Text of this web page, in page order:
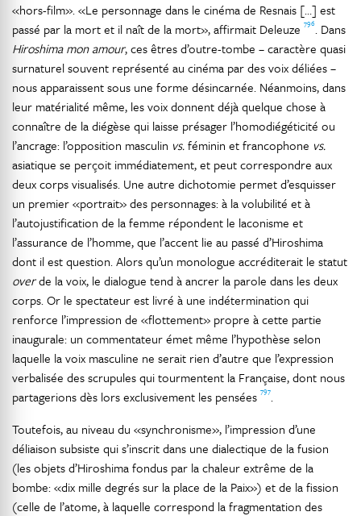
«hors-film». «Le personnage dans le cinéma de Resnais […] est
passé par la mort et il naît de la mort», affirmait Deleuze 796. Dans
Hiroshima mon amour, ces êtres d’outre-tombe – caractère quasi
surnaturel souvent représenté au cinéma par des voix déliées –
nous apparaissent sous une forme désincarnée. Néanmoins, dans
leur matérialité même, les voix donnent déjà quelque chose à
connaître de la diégèse qui laisse présager l’homodiégéticité ou
l’ancrage: l’opposition masculin vs.féminin et francophone vs.
asiatique se perçoit immédiatement, et peut correspondre aux
deux corps visualisés. Une autre dichotomie permet d’esquisser
un premier «portrait» des personnages: à la volubilité et à
l’autojustification de la femme répondent le laconisme et
l’assurance de l’homme, que l’accent lie au passé d’Hiroshima
dont il est question. Alors qu’un monologue accréditerait le statut
overde la voix, le dialogue tend à ancrer la parole dans les deux
corps. Or le spectateur est livré à une indétermination qui
renforce l’impression de «flottement» propre à cette partie
inaugurale: un commentateur émet même l’hypothèse selon
laquelle la voix masculine ne serait rien d’autre que l’expression
verbalisée des scrupules qui tourmentent la Française, dont nous
partagerions dès lors exclusivement les pensées 797.
Toutefois, au niveau du «synchronisme», l’impression d’une
déliaison subsiste qui s’inscrit dans une dialectique de la fusion
(les objets d’Hiroshima fondus par la chaleur extrême de la
bombe: «dix mille degrés sur la place de la Paix») et de la fission
(celle de l’atome, à laquelle correspond la fragmentation des